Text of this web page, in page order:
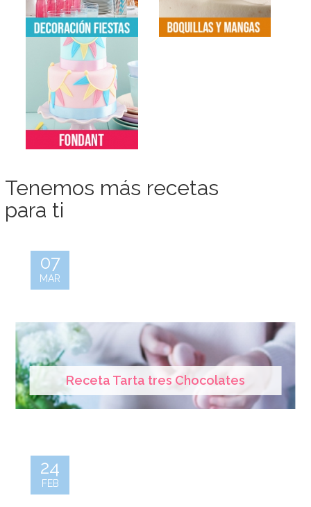
Tenemos más recetas
para ti
Receta Tarta tres Chocolates
07
MAR
24
FEB